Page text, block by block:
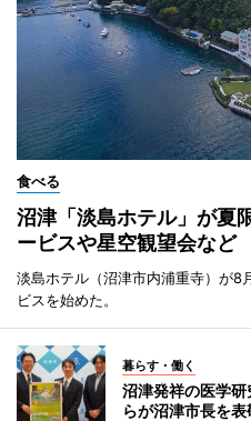
食べる
沼津「淡島ホテル」が
ービスや星空観望会など
淡島ホテル（沼津市内浦重寺）が8
ビスを始めた。
暮らす・働く
沼津発祥の医学
らが沼津市長を表